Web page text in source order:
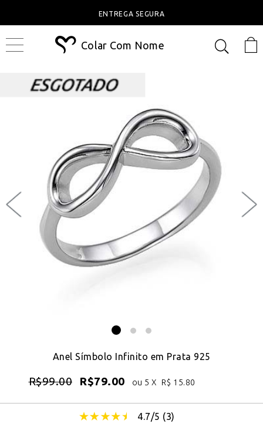
ENTREGA SEGURA
Colar Com Nome
Anel Símbolo Infinito em Prata 925
R$99.00 R$79.00 ou 5 X R$ 15.80
4.7/5 (3)